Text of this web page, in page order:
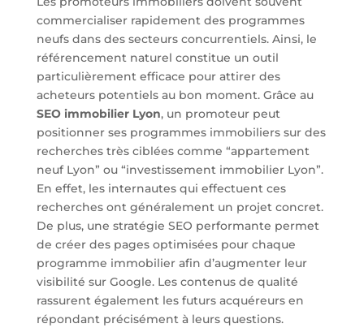
commercialiser rapidement des programmes
neufs dans des secteurs concurrentiels. Ainsi, le
référencement naturel constitue un outil
particulièrement efficace pour attirer des
acheteurs potentiels au bon moment. Grâce au
SEO immobilier Lyon, un promoteur peut
positionner ses programmes immobiliers sur des
recherches très ciblées comme “appartement
neuf Lyon” ou “investissement immobilier Lyon”.
En effet, les internautes qui effectuent ces
recherches ont généralement un projet concret.
De plus, une stratégie SEO performante permet
de créer des pages optimisées pour chaque
programme immobilier afin d’augmenter leur
visibilité sur Google. Les contenus de qualité
rassurent également les futurs acquéreurs en
répondant précisément à leurs questions.